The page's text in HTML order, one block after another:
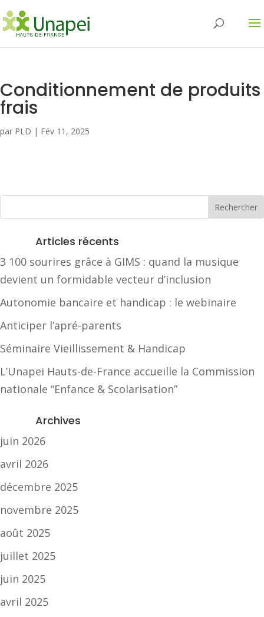
Conditionnement de produits
frais
par PLD | Fév 11, 2025
Articles récents
3 100 sourires grâce à GIMS : quand la musique
devient un formidable vecteur d’inclusion
Autonomie bancaire et handicap : le webinaire
Anticiper l’apré-parents
Séminaire Vieillissement & Handicap
L’Unapei Hauts-de-France accueille la Commission
nationale “Enfance & Scolarisation”
Archives
juin 2026
avril 2026
décembre 2025
novembre 2025
août 2025
juillet 2025
juin 2025
avril 2025